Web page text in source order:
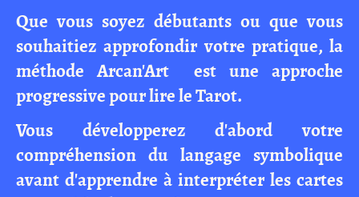
Que vous soyez débutants ou que vous
souhaitiez approfondir votre pratique, la
méthode Arcan'Art est une approche
progressive pour lire le Tarot.
Vous développerez d'abord votre
compréhension du langage symbolique
avant d'apprendre à interpréter les cartes